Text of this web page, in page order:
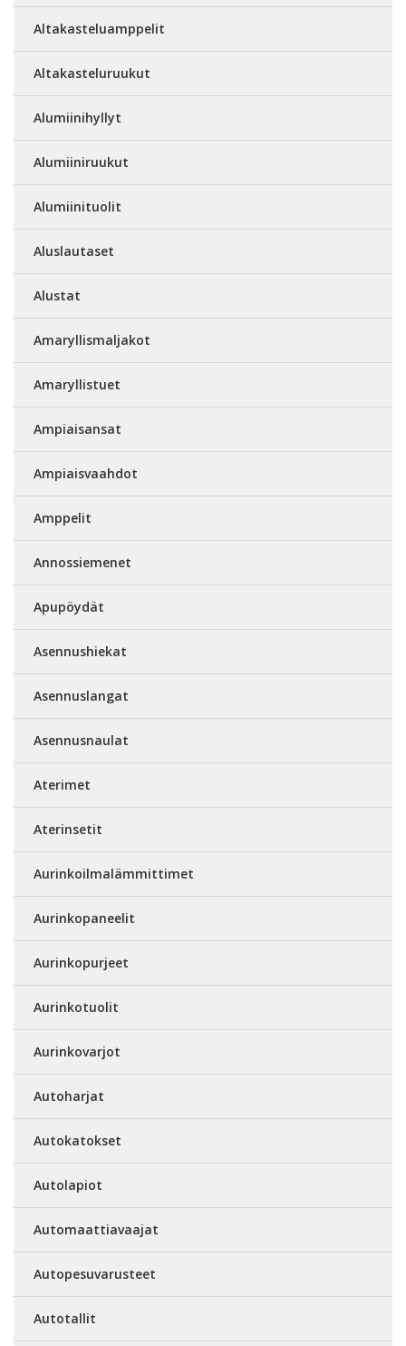
Altakasteluamppelit
Altakasteluruukut
Alumiinihyllyt
Alumiiniruukut
Alumiinituolit
Aluslautaset
Alustat
Amaryllismaljakot
Amaryllistuet
Ampiaisansat
Ampiaisvaahdot
Amppelit
Annossiemenet
Apupöydät
Asennushiekat
Asennuslangat
Asennusnaulat
Aterimet
Aterinsetit
Aurinkoilmalämmittimet
Aurinkopaneelit
Aurinkopurjeet
Aurinkotuolit
Aurinkovarjot
Autoharjat
Autokatokset
Autolapiot
Automaattiavaajat
Autopesuvarusteet
Autotallit